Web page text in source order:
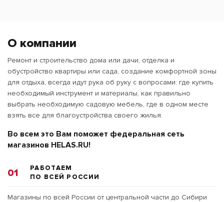
01
РАБОТАЕМ
ПО ВСЕЙ РОССИИ
Магазины по всей России от центральной части до Сибири
О компании
Ремонт и строительство дома или дачи, отделка и
обустройство квартиры или сада, создание комфортной зоны
для отдыха, всегда идут рука об руку с вопросами: где купить
необходимый инструмент и материалы, как правильно
выбрать необходимую садовую мебель, где в одном месте
взять все для благоустройства своего жилья.
Во всем это Вам поможет федеральная сеть
магазинов HELAS.RU!